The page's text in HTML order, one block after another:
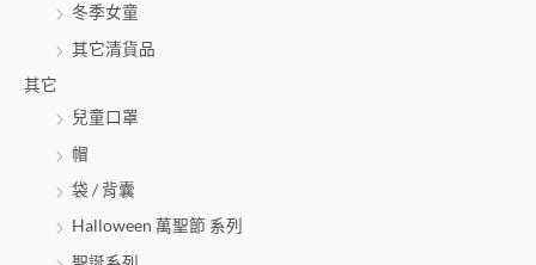
冬季女童
其它清貨品
其它
兒童口罩
帽
袋 / 背囊
Halloween 萬聖節 系列